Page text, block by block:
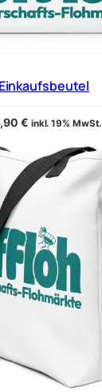
Einkaufsbeutel
€ inkl. 19% MwSt.